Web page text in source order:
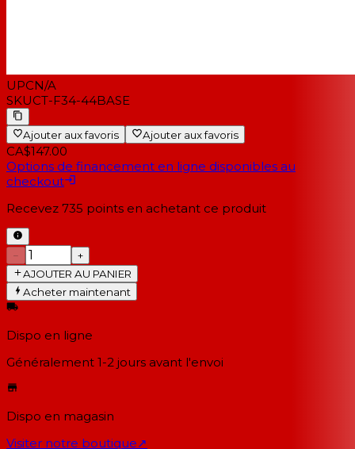
UPCN/A
SKUCT-F34-44BASE
Ajouter aux favoris Ajouter aux favoris
CA$147.00
Options de financement en ligne disponibles au
checkout
Recevez 735 points en achetant ce produit
−
+
AJOUTER AU PANIER
Acheter maintenant
Dispo en ligne
Généralement 1-2 jours avant l'envoi
Dispo en magasin
Visiter notre boutique↗